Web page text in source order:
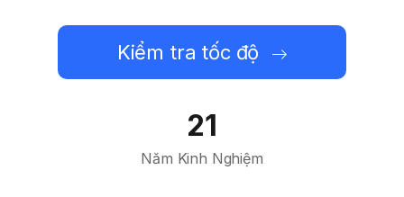
Kiểm tra tốc độ
21
Năm Kinh Nghiệm